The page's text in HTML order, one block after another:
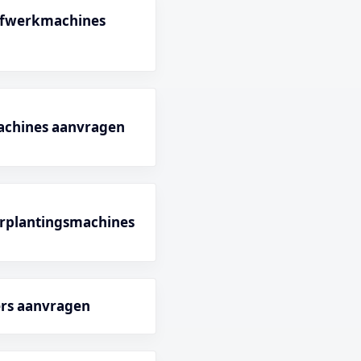
aanvragen
aanvragen